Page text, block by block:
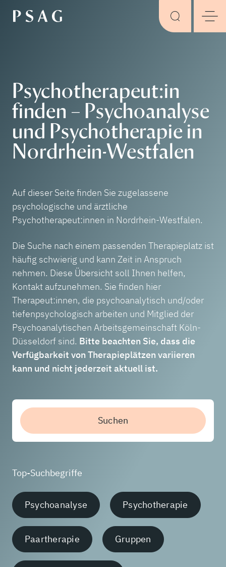
Psychotherapeut:in
finden – Psychoanalyse
und Psychotherapie in
Nordrhein-Westfalen
Auf dieser Seite finden Sie zugelassene
psychologische und ärztliche
Psychotherapeut:innen in Nordrhein-Westfalen.
Die Suche nach einem passenden Therapieplatz ist
häufig schwierig und kann Zeit in Anspruch
nehmen. Diese Übersicht soll Ihnen helfen,
Kontakt aufzunehmen. Sie finden hier
Therapeut:innen, die psychoanalytisch und/oder
tiefenpsychologisch arbeiten und Mitglied der
Psychoanalytischen Arbeitsgemeinschaft Köln-
Düsseldorf sind. Bitte beachten Sie, dass die
Verfügbarkeit von Therapieplätzen variieren
kann und nicht jederzeit aktuell ist.
Suchen
Top-Suchbegriffe
Psychoanalyse Psychotherapie
Paartherapie Gruppen